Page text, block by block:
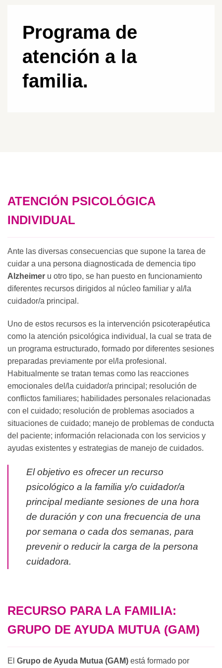
Programa de
atención a la
familia.
ATENCIÓN PSICOLÓGICA
INDIVIDUAL
Ante las diversas consecuencias que supone la tarea de
cuidar a una persona diagnosticada de demencia tipo
Alzheimer u otro tipo, se han puesto en funcionamiento
diferentes recursos dirigidos al núcleo familiar y al/la
cuidador/a principal.
Uno de estos recursos es la intervención psicoterapéutica
como la atención psicológica individual, la cual se trata de
un programa estructurado, formado por diferentes sesiones
preparadas previamente por el/la profesional.
Habitualmente se tratan temas como las reacciones
emocionales del/la cuidador/a principal; resolución de
conflictos familiares; habilidades personales relacionadas
con el cuidado; resolución de problemas asociados a
situaciones de cuidado; manejo de problemas de conducta
del paciente; información relacionada con los servicios y
ayudas existentes y estrategias de manejo de cuidados.
El objetivo es ofrecer un recurso
psicológico a la familia y/o cuidador/a
principal mediante sesiones de una hora
de duración y con una frecuencia de una
por semana o cada dos semanas, para
prevenir o reducir la carga de la persona
cuidadora.
RECURSO PARA LA FAMILIA:
GRUPO DE AYUDA MUTUA (GAM)
El Grupo de Ayuda Mutua (GAM) está formado por